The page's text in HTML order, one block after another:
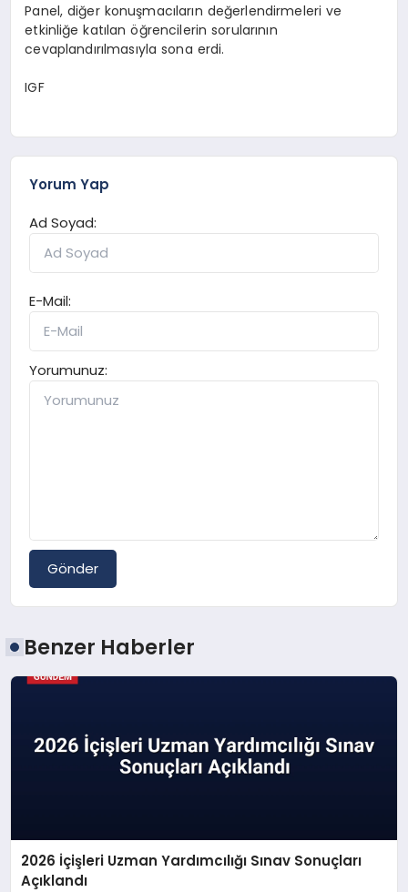
Panel, diğer konuşmacıların değerlendirmeleri ve
etkinliğe katılan öğrencilerin sorularının
cevaplandırılmasıyla sona erdi.
IGF
Yorum Yap
Ad Soyad:
E-Mail:
Yorumunuz:
Gönder
Benzer Haberler
2026 İçişleri Uzman Yardımcılığı Sınav Sonuçları
Açıklandı